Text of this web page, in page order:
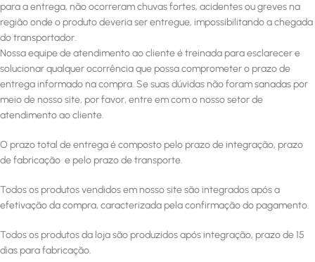
para a entrega, não ocorreram chuvas fortes, acidentes ou greves na
região onde o produto deveria ser entregue, impossibilitando a chegada
do transportador.
Nossa equipe de atendimento ao cliente é treinada para esclarecer e
solucionar qualquer ocorrência que possa comprometer o prazo de
entrega informado na compra. Se suas dúvidas não foram sanadas por
meio de nosso site, por favor, entre em com o nosso setor de
atendimento ao cliente.
O prazo total de entrega é composto pelo prazo de integração, prazo
de fabricação e pelo prazo de transporte.
Todos os produtos vendidos em nosso site são integrados após a
efetivação da compra, caracterizada pela confirmação do pagamento.
Todos os produtos da loja são produzidos após integração, prazo de 15
dias para fabricação.